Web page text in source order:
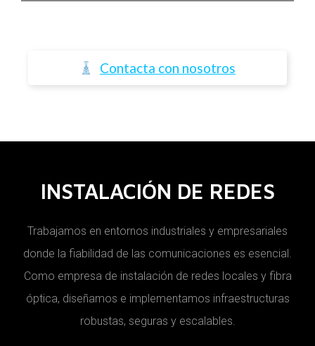
Contacta con nosotros
INSTALACIÓN DE REDES
Trabajamos en entornos industriales y empresariales
donde la fiabilidad de las comunicaciones es esencial.
Como empresa de instalación de redes locales y fibra
óptica, diseñamos e implementamos infraestructuras
robustas, seguras y escalables.